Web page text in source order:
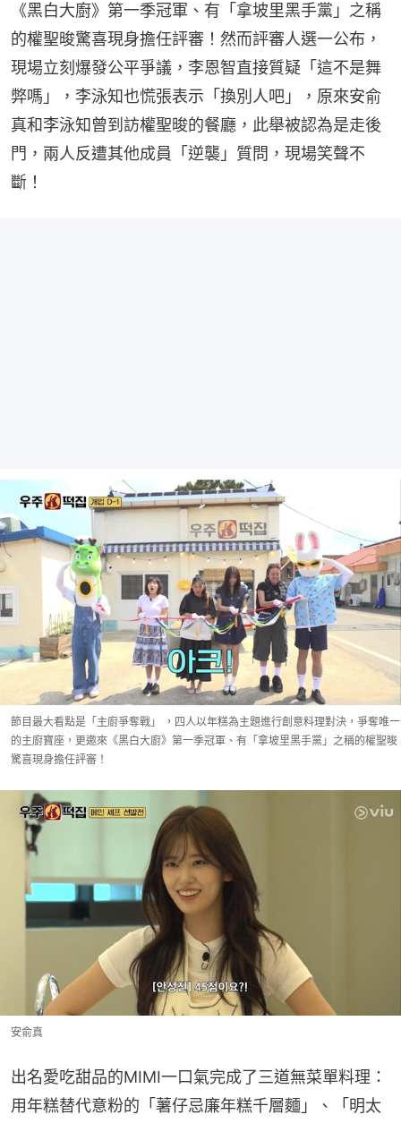
《黑白大廚》第一季冠軍、有「拿坡里黑手黨」之稱
的權聖晙驚喜現身擔任評審！然而評審人選一公布，
現場立刻爆發公平爭議，李恩智直接質疑「這不是舞
弊嗎」，李泳知也慌張表示「換別人吧」，原來安俞
真和李泳知曾到訪權聖晙的餐廳，此舉被認為是走後
門，兩人反遭其他成員「逆襲」質問，現場笑聲不
斷！
節目最大看點是「主廚爭奪戰」 ，四人以年糕為主題進行創意料理對決，爭奪唯一
的主廚寶座，更邀來《黑白大廚》第一季冠軍、有「拿坡里黑手黨」之稱的權聖晙
驚喜現身擔任評審！
安俞真
出名愛吃甜品的MIMI一口氣完成了三道無菜單料理：
用年糕替代意粉的「薯仔忌廉年糕千層麵」、「明太